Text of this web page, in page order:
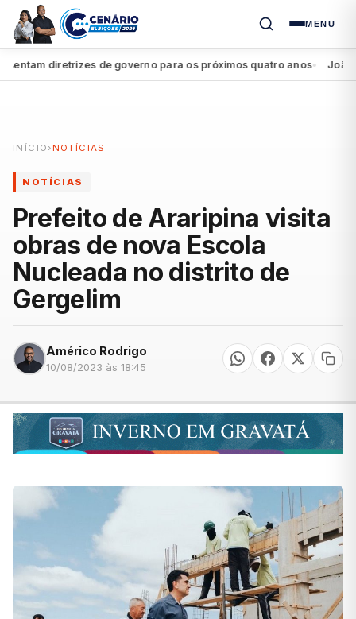
MENU
diretrizes de governo para os próximos quatro anos● João
INÍCIO ›NOTÍCIAS
NOTÍCIAS
Prefeito de Araripina visita
obras de nova Escola
Nucleada no distrito de
Gergelim
Américo Rodrigo
10/08/2023 às 18:45